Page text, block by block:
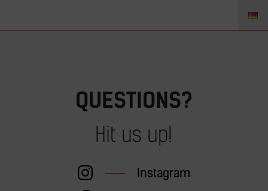
QUESTIONS?
Hit us up!
Instagram